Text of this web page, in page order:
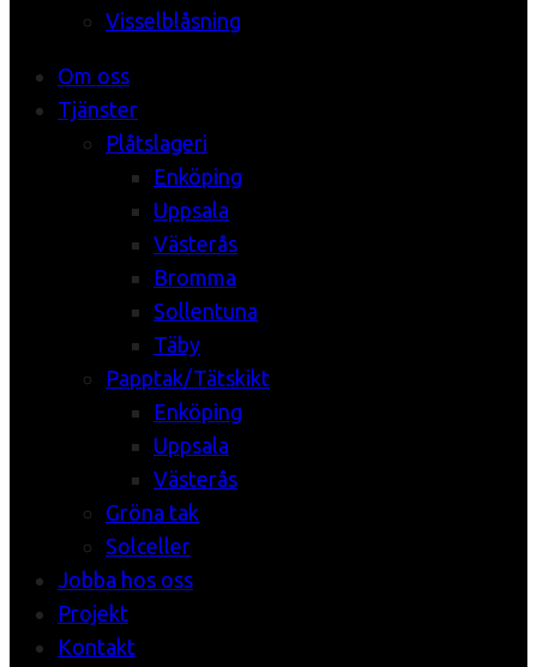
Visselblåsning
Om oss
Tjänster
Plåtslageri
Enköping
Uppsala
Västerås
Bromma
Sollentuna
Täby
Papptak/Tätskikt
Enköping
Uppsala
Västerås
Gröna tak
Solceller
Jobba hos oss
Projekt
Kontakt